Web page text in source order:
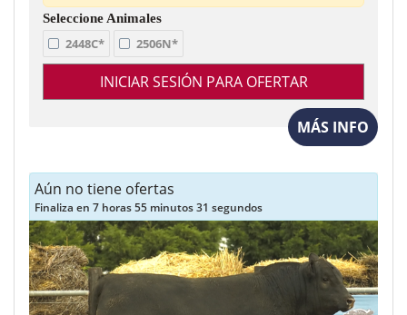
2448C* 2506N*
INICIAR SESIÓN PARA OFERTAR
MÁS INFO
Aún no tiene ofertas
Finaliza en 7 horas 55 minutos 29 segundos